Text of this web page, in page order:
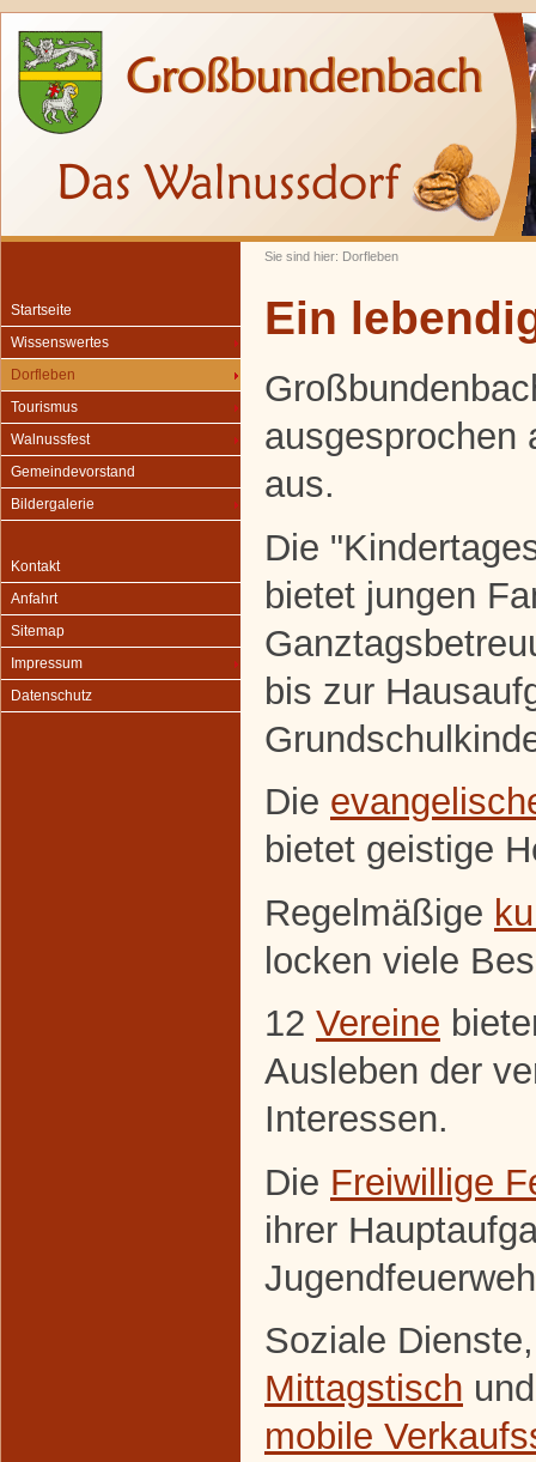
Sie sind hier: Dorfleben
Startseite
Wissenswertes
Dorfleben
Tourismus
Walnussfest
Gemeindevorstand
Bildergalerie
Kontakt
Anfahrt
Sitemap
Impressum
Datenschutz
Ein
ausgesprochen
aus.
Die
bietet jungen
bis zur
Die
bietet geistige
Regelmäßige
locken viele
12 Vereine
Ausleben der
Interessen.
Die Freiwillige
ihrer
Soziale
Mittagstisch
mobile